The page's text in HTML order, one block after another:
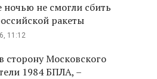
ночью не смогли сбить
ракеты
11:12
сторону Московского
1984 БПЛА, –